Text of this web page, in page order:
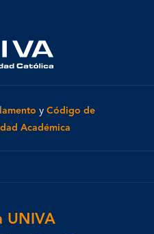
y Código de
Académica
UNIVA